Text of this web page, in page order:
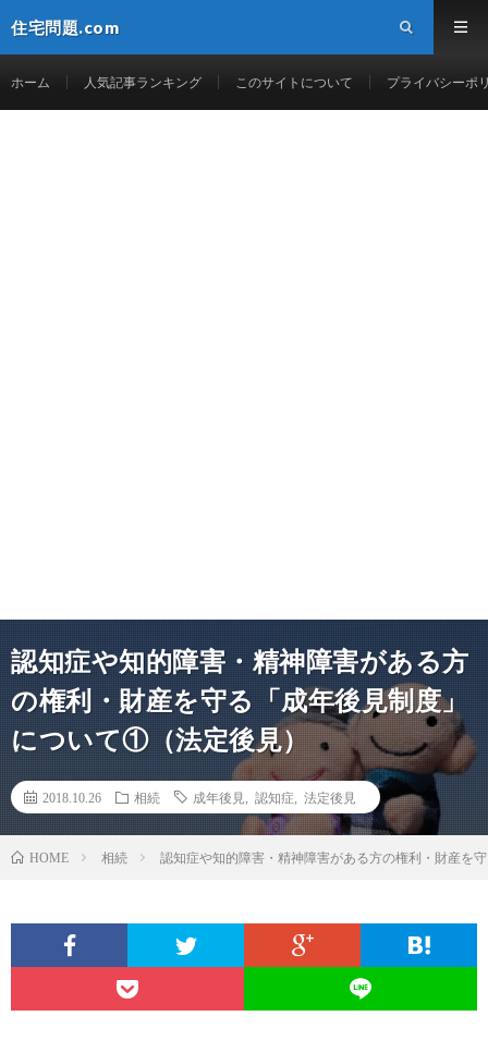
住宅問題.com
ホーム 人気記事ランキング このサイトについて プライバシーポ
認知症や知的障害・精神障害がある方
の権利・財産を守る「成年後見制度」
について①（法定後見）
2018.10.26 相続 成年後見 認知症 法定後見
HOME 相続 認知症や知的障害・精神障害がある方の権利・財産を